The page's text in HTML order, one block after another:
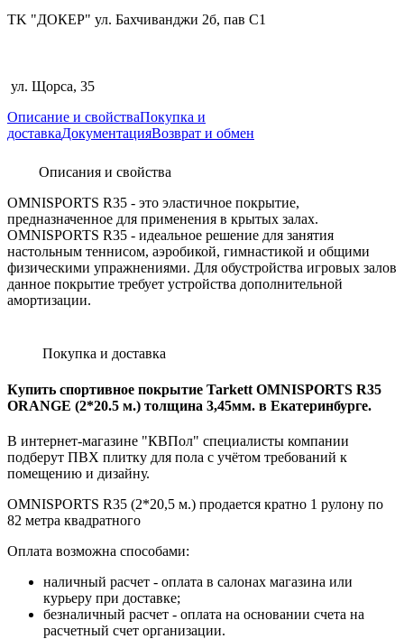
TK "ДОКЕР" ул. Бахчиванджи 2б, пав С1
ул. Щорса, 35
Описание и свойстваПокупка и
доставкаДокументацияВозврат и обмен
Описания и свойства
OMNISPORTS R35 - это эластичное покрытие,
предназначенное для применения в крытых залах.
OMNISPORTS R35 - идеальное решение для занятия
настольным теннисом, аэробикой, гимнастикой и общими
физическими упражнениями. Для обустройства игровых залов
данное покрытие требует устройства дополнительной
амортизации.
Покупка и доставка
Купить спортивное покрытие Tarkett OMNISPORTS R35
ORANGE (2*20.5 м.) толщина 3,45мм. в Екатеринбурге.
В интернет-магазине "КВПол" специалисты компании
подберут ПВХ плитку для пола с учётом требований к
помещению и дизайну.
OMNISPORTS R35 (2*20,5 м.) продается кратно 1 рулону по
82 метра квадратного
Оплата возможна способами:
наличный расчет - оплата в салонах магазина или
курьеру при доставке;
безналичный расчет - оплата на основании счета на
расчетный счет организации.